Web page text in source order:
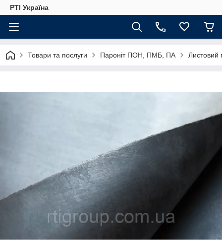
РТІ Україна
Товари та послуги Пароніт ПОН, ПМБ, ПА Листовий